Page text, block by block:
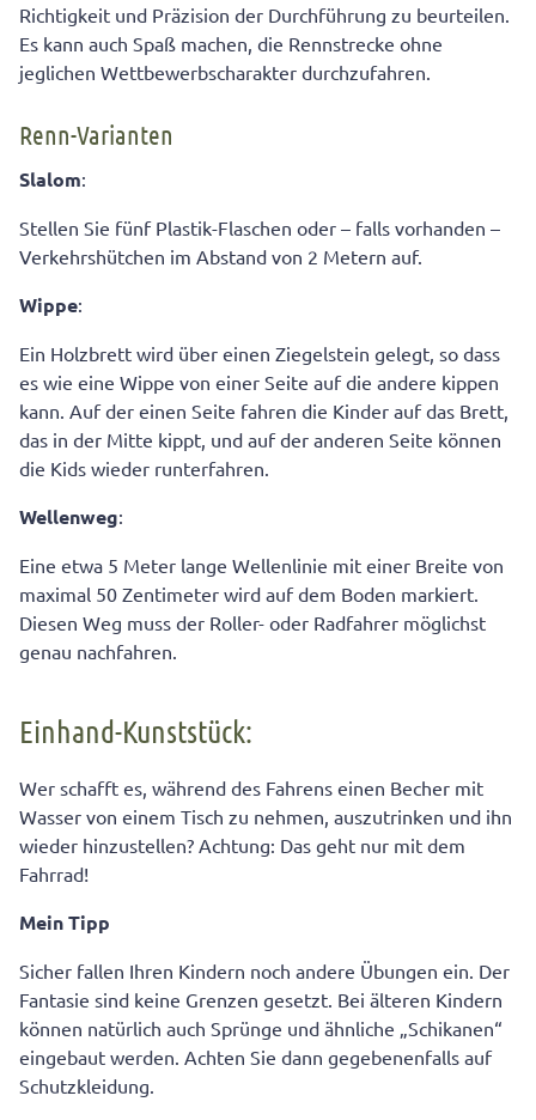
Richtigkeit und Präzision der Durchführung zu beurteilen.
Es kann auch Spaß machen, die Rennstrecke ohne
jeglichen Wettbewerbscharakter durchzufahren.
Renn-Varianten
Slalom:
Stellen Sie fünf Plastik-Flaschen oder – falls vorhanden –
Verkehrshütchen im Abstand von 2 Metern auf.
Wippe:
Ein Holzbrett wird über einen Ziegelstein gelegt, so dass
es wie eine Wippe von einer Seite auf die andere kippen
kann. Auf der einen Seite fahren die Kinder auf das Brett,
das in der Mitte kippt, und auf der anderen Seite können
die Kids wieder runterfahren.
Wellenweg:
Eine etwa 5 Meter lange Wellenlinie mit einer Breite von
maximal 50 Zentimeter wird auf dem Boden markiert.
Diesen Weg muss der Roller- oder Radfahrer möglichst
genau nachfahren.
Einhand-Kunststück:
Wer schafft es, während des Fahrens einen Becher mit
Wasser von einem Tisch zu nehmen, auszutrinken und ihn
wieder hinzustellen? Achtung: Das geht nur mit dem
Fahrrad!
Mein Tipp
Sicher fallen Ihren Kindern noch andere Übungen ein. Der
Fantasie sind keine Grenzen gesetzt. Bei älteren Kindern
können natürlich auch Sprünge und ähnliche „Schikanen“
eingebaut werden. Achten Sie dann gegebenenfalls auf
Schutzkleidung.